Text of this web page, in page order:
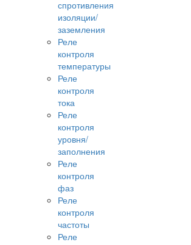
спротивления
изоляции/
заземления
Реле
контроля
температуры
Реле
контроля
тока
Реле
контроля
уровня/
заполнения
Реле
контроля
фаз
Реле
контроля
частоты
Реле